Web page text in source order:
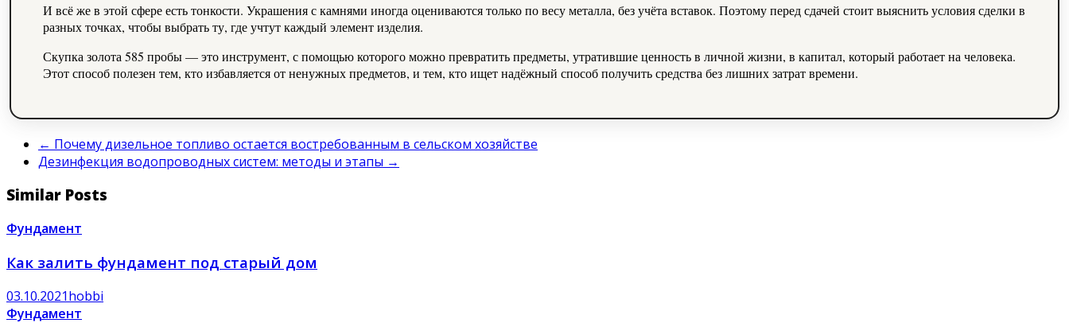
И всё же в этой сфере есть тонкости. Украшения с камнями иногда оцениваются только по весу металла, без учёта вставок. Поэтому перед сдачей стоит выяснить условия сделки в
разных точках, чтобы выбрать ту, где учтут каждый элемент изделия.
Скупка золота 585 пробы — это инструмент, с помощью которого можно превратить предметы, утратившие ценность в личной жизни, в капитал, который работает на человека.
Этот способ полезен тем, кто избавляется от ненужных предметов, и тем, кто ищет надёжный способ получить средства без лишних затрат времени.
← Почему дизельное топливо остается востребованным в сельском хозяйстве
Дезинфекция водопроводных систем: методы и этапы →
Similar Posts
Фундамент
Как залить фундамент под старый дом
03.10.2021hobbi
Фундамент